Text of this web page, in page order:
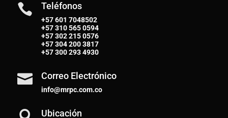
 Teléfonos
+57 601 7048502
+57310 565 0594
+57302 215 0576
+57304 200 3817
+57300 293 4930
 Correo Electrónico
info@mrpc.com.co
Ubicación